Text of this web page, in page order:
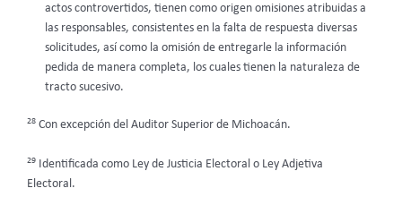
actos controvertidos, tienen como origen omisiones atribuidas a
las responsables, consistentes en la falta de respuesta diversas
solicitudes, así como la omisión de entregarle la información
pedida de manera completa, los cuales tienen la naturaleza de
tracto sucesivo.
28 Con excepción del Auditor Superior de Michoacán.
29 Identificada como Ley de Justicia Electoral o Ley Adjetiva
Electoral.